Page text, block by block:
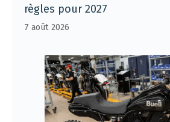
règles pour 2027
7 août 2026